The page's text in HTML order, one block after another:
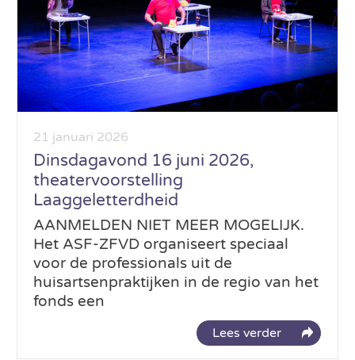
21 januari 2026
Dinsdagavond 16 juni 2026,
theatervoorstelling
Laaggeletterdheid
AANMELDEN NIET MEER MOGELIJK.
Het ASF-ZFVD organiseert speciaal
voor de professionals uit de
huisartsenpraktijken in de regio van het
fonds een
Lees verder